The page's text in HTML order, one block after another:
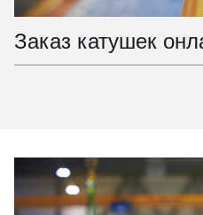
Заказ катушек